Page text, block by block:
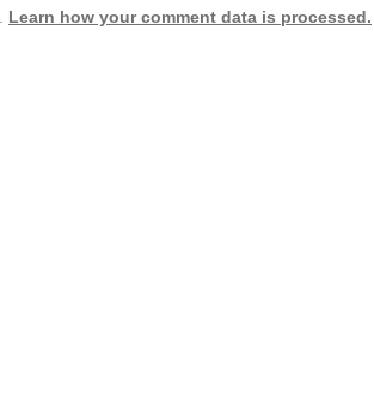
Learn how your comment data is processed.